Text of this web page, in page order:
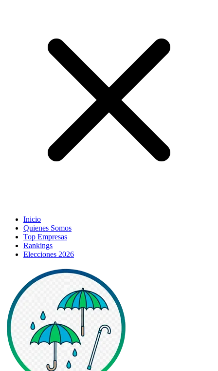
Inicio
Quienes Somos
Top Empresas
Rankings
Elecciones 2026